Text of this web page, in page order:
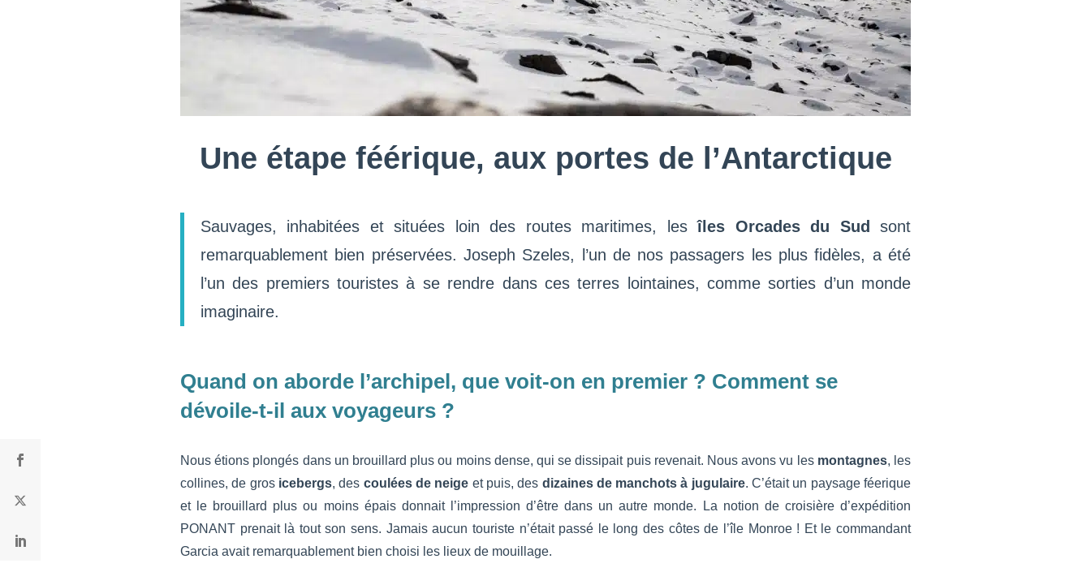
Une étape féérique, aux portes de l’Antarctique
Sauvages, inhabitées et situées loin des routes maritimes, lesîles Orcades du Sud
sont
remarquablement bien préservées. Joseph Szeles, l’un de nos passagers les plus fidèles, a été
l’un des premiers touristes à se rendre dans ces terres lointaines, comme sorties d’un monde
imaginaire.
Quand on aborde l’archipel, que voit-on en premier ? Comment se
dévoile-t-il aux voyageurs ?
Nous étions plongés dans un brouillard plus ou moins dense, qui se dissipait puis revenait. Nous avons vu les montagnes, les
collines, de gros icebergs, des coulées de neige et puis, des dizaines de manchots à jugulaire. C’était un paysage féerique
et le brouillard plus ou moins épais donnait l’impression d’être dans un autre monde. La notion de croisière d’expédition
PONANT prenait là tout son sens. Jamais aucun touriste n’était passé le long des côtes de l’île Monroe ! Et le commandant
Garcia avait remarquablement bien choisi les lieux de mouillage.